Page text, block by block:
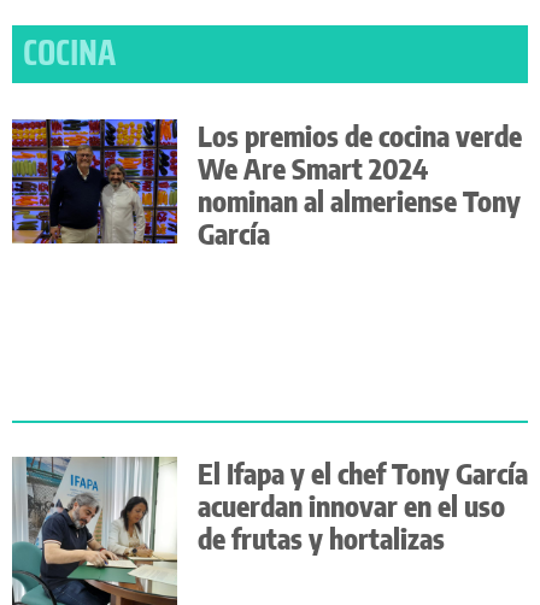
COCINA
Los premios de cocina verde
We Are Smart 2024
nominan al almeriense Tony
García
El Ifapa y el chef Tony García
acuerdan innovar en el uso
de frutas y hortalizas